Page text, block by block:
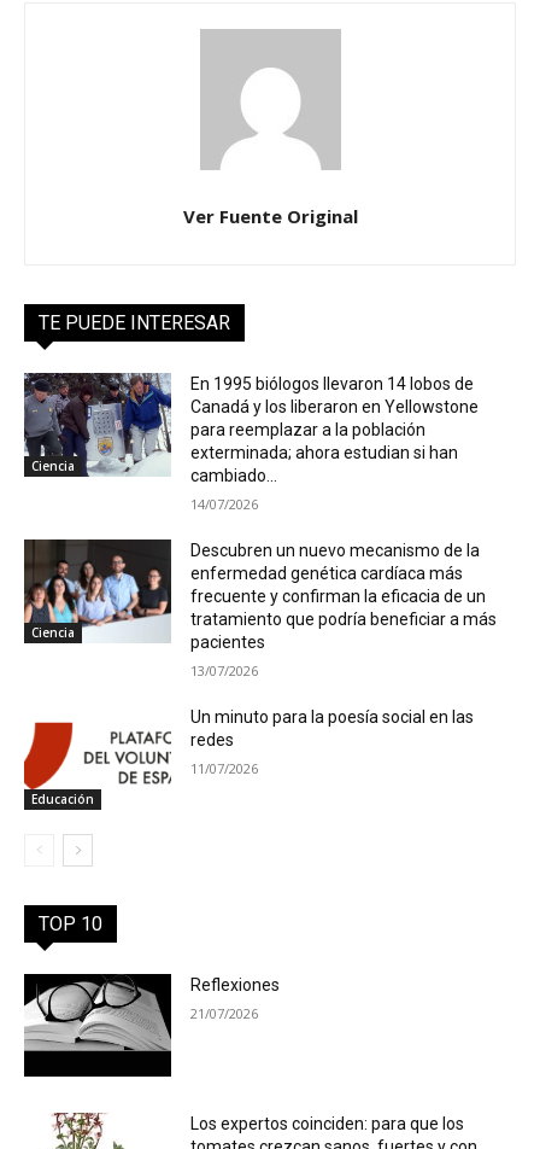
Ver Fuente Original
TE PUEDE INTERESAR
Ciencia
En 1995 biólogos llevaron 14 lobos de
Canadá y los liberaron en Yellowstone
para reemplazar a la población
exterminada; ahora estudian si han
cambiado...
14/07/2026
Ciencia
Descubren un nuevo mecanismo de la
enfermedad genética cardíaca más
frecuente y confirman la eficacia de un
tratamiento que podría beneficiar a más
pacientes
13/07/2026
Educación
Un minuto para la poesía social en las
redes
11/07/2026
TOP 10
Reflexiones
21/07/2026
Los expertos coinciden: para que los